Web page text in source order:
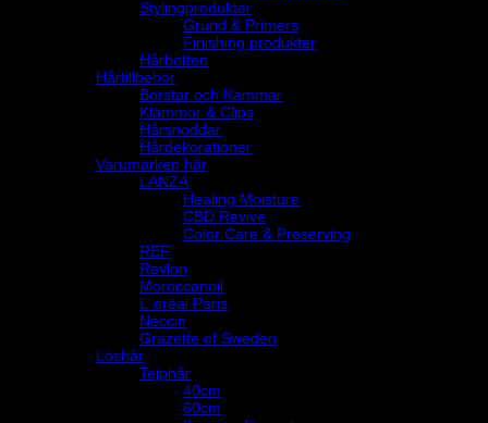
Stylingprodukter
Grund & Primers
Finishing produkter
Hårbotten
Hårtillbehör
Borstar och Kammar
Klämmor & Clips
Hårsnoddar
Hårdekorationer
Varumärken hår
LANZA
Healing Moisture
CBD Revive
Color Care & Preserving
REF
Revlon
Moroccanoil
L´oréal Paris
Neccin
Grazette of Sweden
Löshår
Tejphår
40cm
60cm